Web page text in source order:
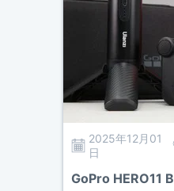
2025年12月01
日
GoPro HERO11